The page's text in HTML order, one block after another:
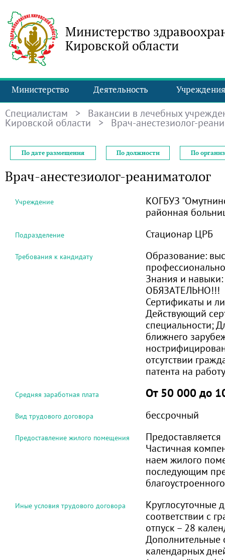
Министерство
Кировской области
Министерство Деятельность Учреждения
Специалистам > Вакансии в лечебных
Кировской области > Врач-анестезиолог-
По дате размещения По должности По
Врач-анестезиолог-реаниматолог
Учреждение
КОГБУЗ
районная
Подразделение Стационар ЦРБ
Требования к кандидату Образование:
Знания и навыки:
ОБЯЗАТЕЛЬНО!!!
Сертификаты и
Действующий
специальности;
ближнего
отсутствии
патента на работу
Средняя заработная плата От 50 000 до
Вид трудового договора бессрочный
Предоставление жилого помещения
Предоставляется
Частичная
наем жилого
последующим
Иные условия трудового договора
Круглосуточные
соответствии с
отпуск – 28
Дополнительные
календарных